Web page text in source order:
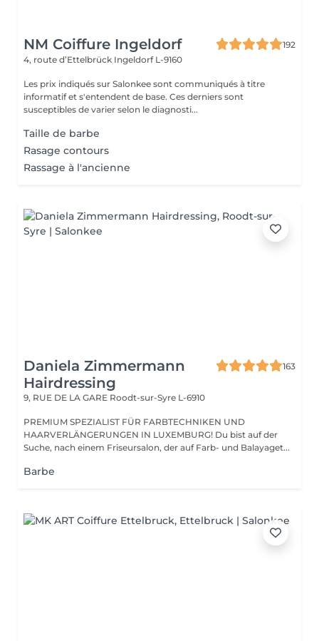
NM Coiffure Ingeldorf
192
4, route d’Ettelbrück Ingeldorf L-9160
Les prix indiqués sur Salonkee sont communiqués à titre
informatif et s'entendent de base. Ces derniers sont
susceptibles de varier selon le diagnosti...
Taille de barbe
Rasage contours
Rassage à l'ancienne
Daniela Zimmermann
Hairdressing
163
9, RUE DE LA GARE Roodt-sur-Syre L-6910
PREMIUM SPEZIALIST FÜR FARBTECHNIKEN UND
HAARVERLÄNGERUNGEN IN LUXEMBURG! Du bist auf der
Suche, nach einem Friseursalon, der auf Farb- und Balayaget...
Barbe